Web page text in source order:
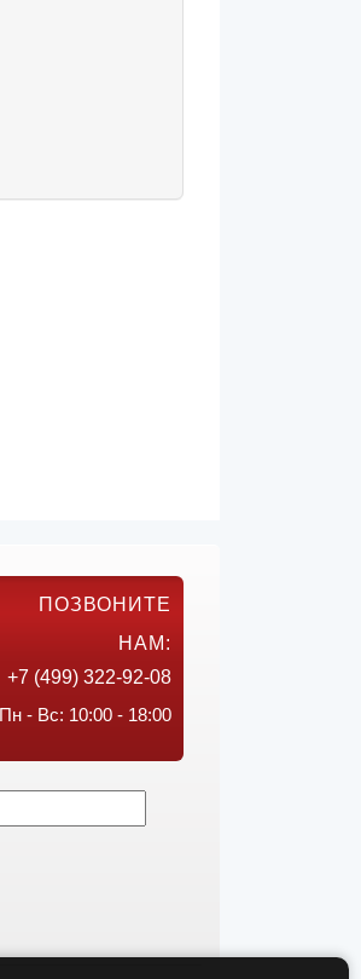
ПОЗВОНИТЕ
НАМ:
+7 (499) 322-92-08
Пн - Вс: 10:00 - 18:00